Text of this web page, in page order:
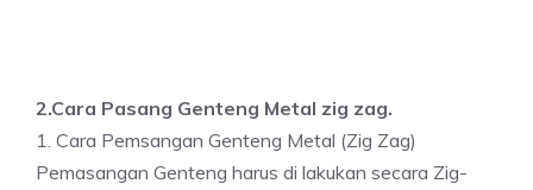
2.Cara Pasang Genteng Metal zig zag.
1. Cara Pemsangan Genteng Metal (Zig Zag)
Pemasangan Genteng harus di lakukan secara Zig-